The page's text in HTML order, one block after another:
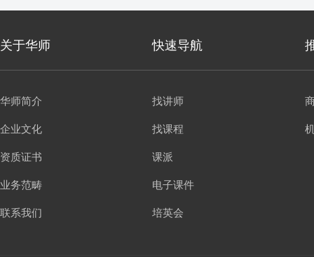
关于华师 快速导航
华师简介
企业文化
资质证书
业务范畴
联系我们
找讲师
找课程
课派
电子课件
培英会